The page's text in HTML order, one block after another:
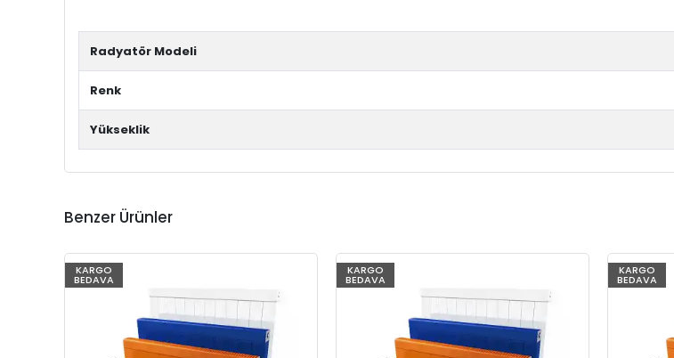
Radyatör Modeli
Renk
Yükseklik
Benzer Ürünler
KARGO
BEDAVA
KARGO
BEDAVA
KARGO
BEDAVA